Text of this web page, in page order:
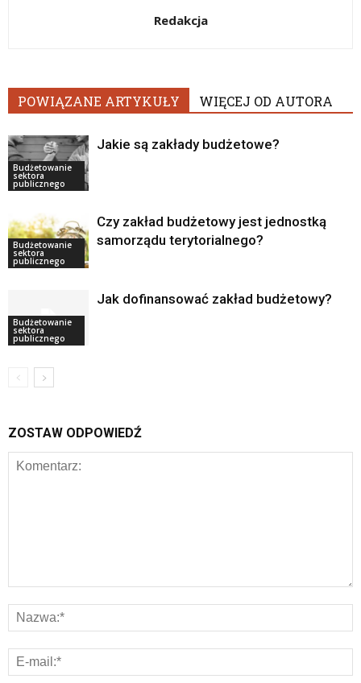
Redakcja
POWIĄZANE ARTYKUŁY WIĘCEJ OD AUTORA
Budżetowanie
sektora
publicznego
Jakie są zakłady budżetowe?
Budżetowanie
sektora
publicznego
Czy zakład budżetowy jest jednostką
samorządu terytorialnego?
Budżetowanie
sektora
publicznego
Jak dofinansować zakład budżetowy?
ZOSTAW ODPOWIEDŹ